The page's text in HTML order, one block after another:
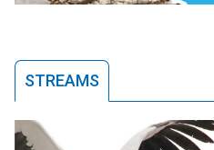
STREAMS